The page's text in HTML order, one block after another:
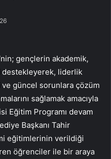
gençlerin akademik,
liderlik
güncel sorunlara çözüm
sağlamak amacıyla
Eğitim Programı devam
Başkanı Tahir
eğitimlerinin verildiği
öğrenciler ile bir araya